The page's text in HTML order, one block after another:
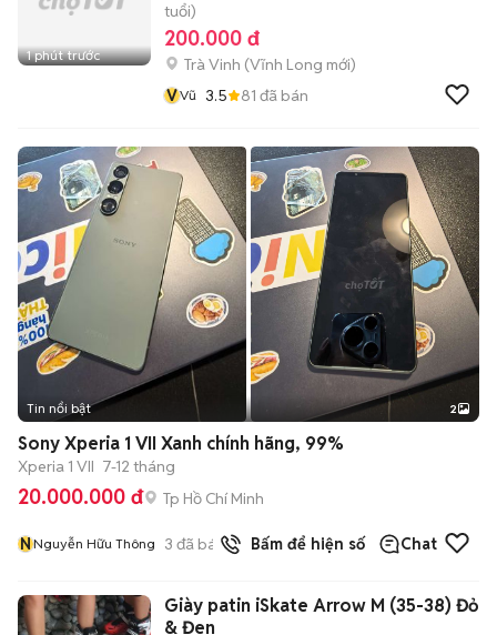
1 phút trước
tuổi)
200.000 đ
Trà Vinh (Vĩnh Long mới)
VVũ 3.5 81 đã bán
Tin nổi bật 2
Sony Xperia 1 VII Xanh chính hãng, 99%
Xperia 1 VII 7-12 tháng
20.000.000 đ Tp Hồ Chí Minh
NNguyễn Hữu Thông 3 đã bán Bấm để hiện số Chat
Giày patin iSkate Arrow M (35-38) Đỏ
& Đen